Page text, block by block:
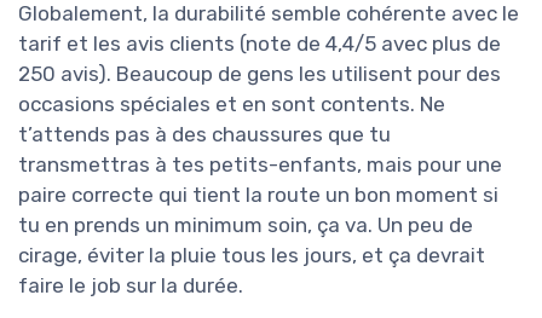
Globalement, la durabilité semble cohérente avec le
tarif et les avis clients (note de 4,4/5 avec plus de
250 avis). Beaucoup de gens les utilisent pour des
occasions spéciales et en sont contents. Ne
t’attends pas à des chaussures que tu
transmettras à tes petits-enfants, mais pour une
paire correcte qui tient la route un bon moment si
tu en prends un minimum soin, ça va. Un peu de
cirage, éviter la pluie tous les jours, et ça devrait
faire le job sur la durée.